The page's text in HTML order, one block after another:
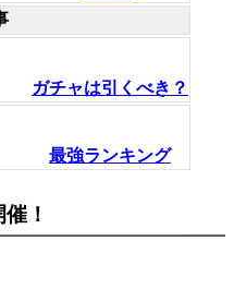
ガチャは引くべき？
最強ランキング
！